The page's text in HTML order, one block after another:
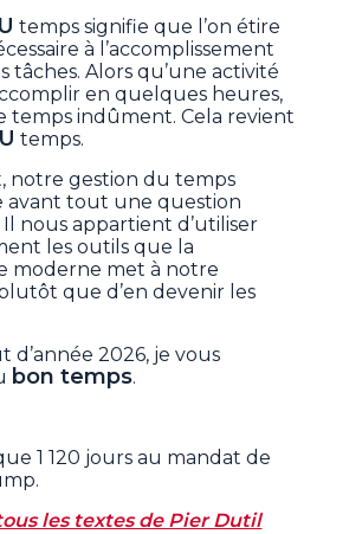
temps signifie que l’on étire
à l’accomplissement
tâches. Alors qu’une activité
en quelques heures,
temps indûment. Cela revient
temps.
notre gestion du temps
avant tout une question
Il nous appartient d’utiliser
les outils que la
moderne met à notre
que d’en devenir les
d’année 2026, je vous
bon temps.
1 120 jours au mandat de
les textes de Pier Dutil